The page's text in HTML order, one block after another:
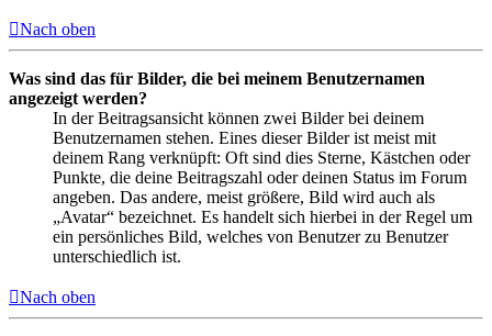
Nach oben
Was sind das für Bilder, die bei meinem Benutzernamen
angezeigt werden?
In der Beitragsansicht können zwei Bilder bei deinem
Benutzernamen stehen. Eines dieser Bilder ist meist mit
deinem Rang verknüpft: Oft sind dies Sterne, Kästchen oder
Punkte, die deine Beitragszahl oder deinen Status im Forum
angeben. Das andere, meist größere, Bild wird auch als
„Avatar“ bezeichnet. Es handelt sich hierbei in der Regel um
ein persönliches Bild, welches von Benutzer zu Benutzer
unterschiedlich ist.
Nach oben